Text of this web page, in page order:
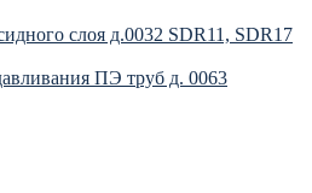
слоя д.0032 SDR11, SDR17
ПЭ труб д. 0063